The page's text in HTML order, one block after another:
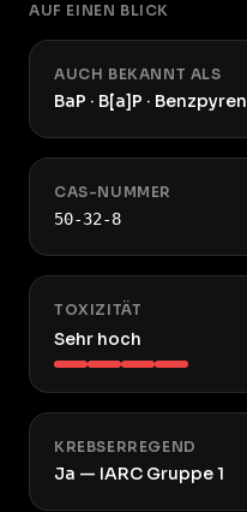
AUF EINEN BLICK
AUCH BEKANNT ALS
BaP · B[a]P · Benzpyren
CAS-NUMMER
50-32-8
TOXIZITÄT
Sehr hoch
KREBSERREGEND
Ja — IARC Gruppe 1